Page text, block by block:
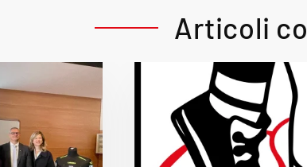
Articoli